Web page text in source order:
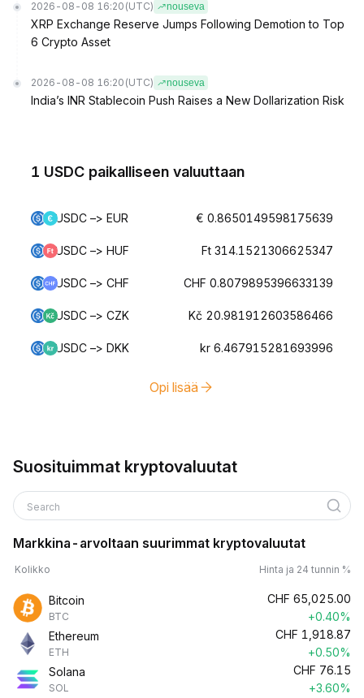
2026-08-08 16:20 (UTC) nouseva
XRP Exchange Reserve Jumps Following Demotion to Top
6 Crypto Asset
2026-08-08 16:20 (UTC) nouseva
India’s INR Stablecoin Push Raises a New Dollarization Risk
1 USDC paikalliseen valuuttaan
USDC –> EUR € 0.8650149598175639
USDC –> HUF Ft 314.1521306625347
USDC –> CHF CHF 0.8079895396633139
USDC –> CZK Kč 20.981912603586466
USDC –> DKK kr 6.467915281693996
Opi lisää
Suosituimmat kryptovaluutat
Search
Markkina-arvoltaan suurimmat kryptovaluutat
Kolikko Hinta ja 24 tunnin %
Bitcoin
BTC
CHF 65,025.00
+0.40%
Ethereum
ETH
CHF 1,918.87
+0.50%
Solana
SOL
CHF 76.15
+3.60%